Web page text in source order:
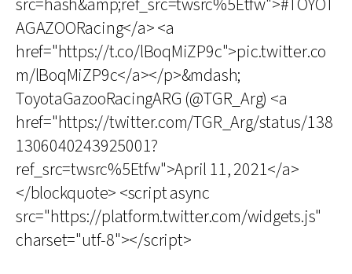
src=hash&amp;ref_src=twsrc%5Etfw">#TOYOT
AGAZOORacing</a> <a
href="https://t.co/lBoqMiZP9c">pic.twitter.co
m/lBoqMiZP9c</a></p>&mdash;
ToyotaGazooRacingARG (@TGR_Arg) <a
href="https://twitter.com/TGR_Arg/status/138
1306040243925001?
ref_src=twsrc%5Etfw">April 11, 2021</a>
</blockquote> <script async
src="https://platform.twitter.com/widgets.js"
charset="utf-8"></script>